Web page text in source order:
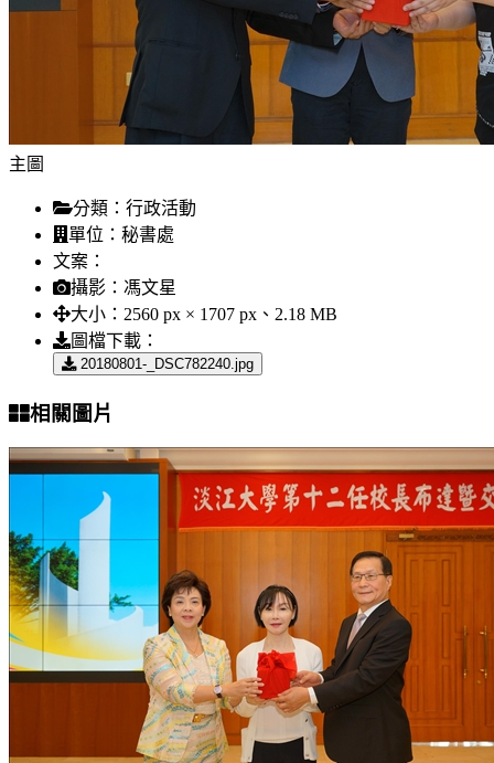
主圖
分類： 行政活動
單位： 秘書處
文案：
攝影： 馮文星
大小： 2560 px × 1707 px、2.18 MB
圖檔下載：
20180801-_DSC782240.jpg
相關圖片